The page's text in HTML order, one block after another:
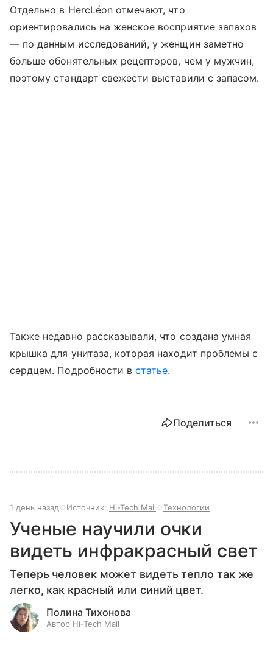
Отдельно в HercLéon отмечают, что
ориентировались на женское восприятие запахов
— по данным исследований, у женщин заметно
больше обонятельных рецепторов, чем у мужчин,
поэтому стандарт свежести выставили с запасом.
Также недавно рассказывали, что создана умная
крышка для унитаза, которая находит проблемы с
сердцем. Подробности встатье.
Поделиться
1 день назад Источник: Hi-Tech Mail Технологии
Ученые научили очки
видеть инфракрасный свет
Теперь человек может видеть тепло так же
легко, как красный или синий цвет.
Полина Тихонова
Автор Hi-Tech Mail